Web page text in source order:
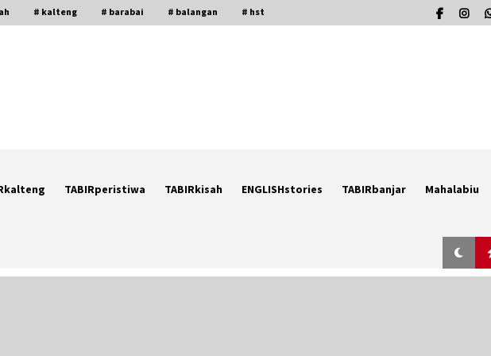
# kalteng # barabai # balangan # hst
TABIRperistiwa TABIRkisah ENGLISHstories TABIRbanjar Mahalabiu